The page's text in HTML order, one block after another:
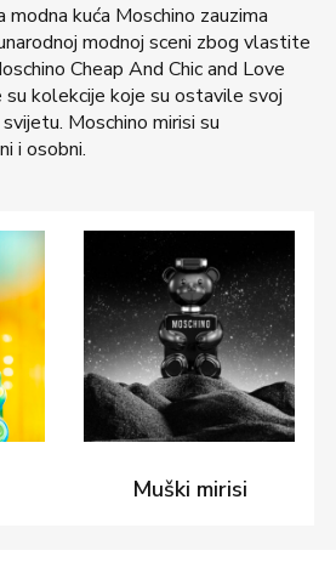
modna kuća Moschino zauzima
modnoj sceni zbog vlastite
Cheap And Chic and Love
su kolekcije koje su ostavile svoj
Moschino mirisi su
i osobni.
Muški mirisi